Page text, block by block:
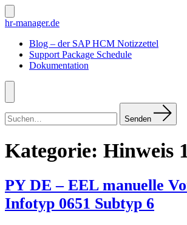
Zum
Inhalt
Suche
ein-/ausblenden
hr-manager.de
Blog – der SAP HCM Notizzettel
Support Package Schedule
Dokumentation
Menü
nach:
Senden
Kategorie: Hinweis
PY DE – EEL manuelle
Infotyp 0651 Subtyp 6